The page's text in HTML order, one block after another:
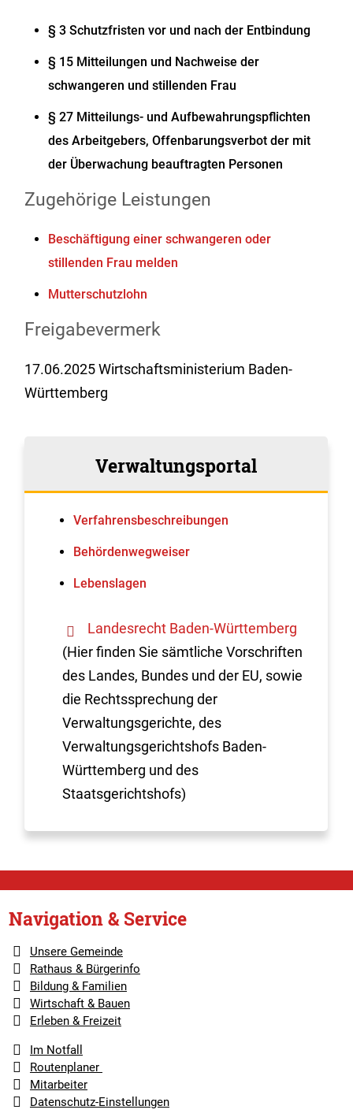
§ 3 Schutzfristen vor und nach der Entbindung
§ 15 Mitteilungen und Nachweise der
schwangeren und stillenden Frau
§ 27 Mitteilungs- und Aufbewahrungspflichten
des Arbeitgebers, Offenbarungsverbot der mit
der Überwachung beauftragten Personen
Zugehörige Leistungen
Beschäftigung einer schwangeren oder
stillenden Frau melden
Mutterschutzlohn
Freigabevermerk
17.06.2025 Wirtschaftsministerium Baden-
Württemberg
Verwaltungsportal
Verfahrens­beschreibungen
Behördenwegweiser
Lebenslagen
Landesrecht Baden-Württemberg
(Hier finden Sie sämtliche Vorschriften
des Landes, Bundes und der EU, sowie
die Rechtssprechung der
Verwaltungsgerichte, des
Verwaltungsgerichtshofs Baden-
Württemberg und des
Staatsgerichtshofs)
Navigation & Service
Unsere Gemeinde
Rathaus & Bürgerinfo
Bildung & Familien
Wirtschaft & Bauen
Erleben & Freizeit
Im Notfall
Routenplaner
Mitarbeiter
Datenschutz-Einstellungen